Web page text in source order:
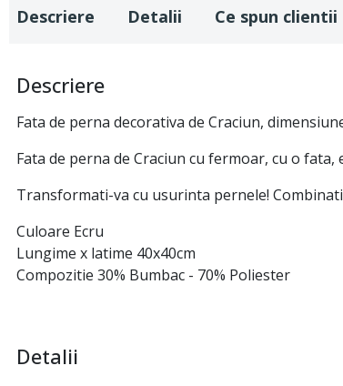
Descriere Detalii Ce spun clientii
Descriere
Fata de perna decorativa de Craciun,
Fata de perna de Craciun cu fermoar, cu o
Transformati-va cu usurinta pernele!
Culoare Ecru
Lungime x latime 40x40cm
Compozitie 30% Bumbac - 70% Poliester
Detalii